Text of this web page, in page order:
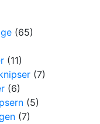
(65)
(11)
(7)
(6)
(5)
(7)